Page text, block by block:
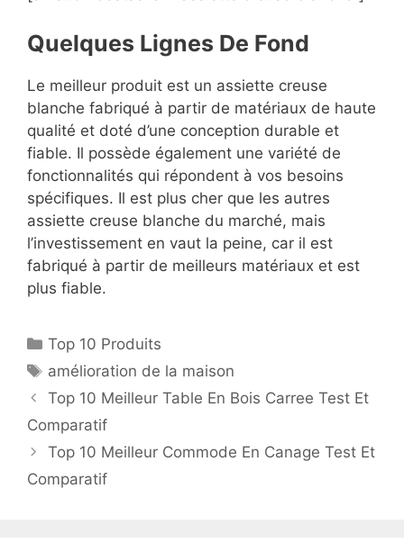
Quelques Lignes De Fond
Le meilleur produit est un assiette creuse
blanche fabriqué à partir de matériaux de haute
qualité et doté d’une conception durable et
fiable. Il possède également une variété de
fonctionnalités qui répondent à vos besoins
spécifiques. Il est plus cher que les autres
assiette creuse blanche du marché, mais
l’investissement en vaut la peine, car il est
fabriqué à partir de meilleurs matériaux et est
plus fiable.
Top 10 Produits
amélioration de la maison
Top 10 Meilleur Table En Bois Carree Test Et
Comparatif
Top 10 Meilleur Commode En Canage Test Et
Comparatif